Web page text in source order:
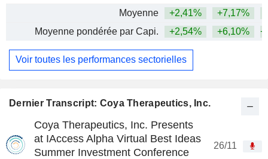
Dernier Transcript: Coya Therapeutics, Inc.
Coya Therapeutics, Inc. Presents
at IAccess Alpha Virtual Best Ideas
Summer Investment Conference
26/11
Moyenne
+2,41% +7,17%
Moyenne pondérée par Capi.
+2,54% +6,10%
Voir toutes les performances sectorielles